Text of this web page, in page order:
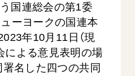
大
」を促進
）」の取り組み
国連総会の第1委
ューヨークの国連本
年10月11日（現
による意見表明の場
署名した四つの共同